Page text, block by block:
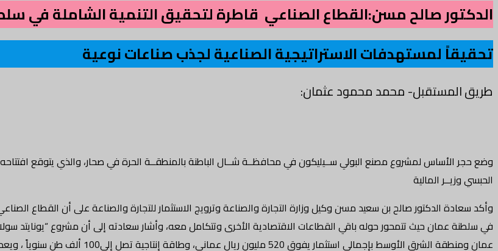
الدكتور صالح مسن:القطاع الصناعي قاطرة لتحقيق التنمية الشاملة في
تحقيقاً لمستهدفات الاستراتيجية الصناعية لجذب صناعات نوعية
طريق المستقبل- محمد محمود عثمان:
الحبسي وزيــر المالية
وأكد سعادة الدكتور صالح بن سعيد مسن وكيل وزارة التجارة والصناعة وترويج الاستثمار للتجارة والصناعة على أن القطاع
في سلطنة عمان حيث تتمحور حوله باقي القطاعات الاقتصادية الأخرى وتتكامل معه، وأشار سعادته إلى أن مشروع “يونايتد
عمان ومنطقة الشرق الأوسط بإجمالي استثمار